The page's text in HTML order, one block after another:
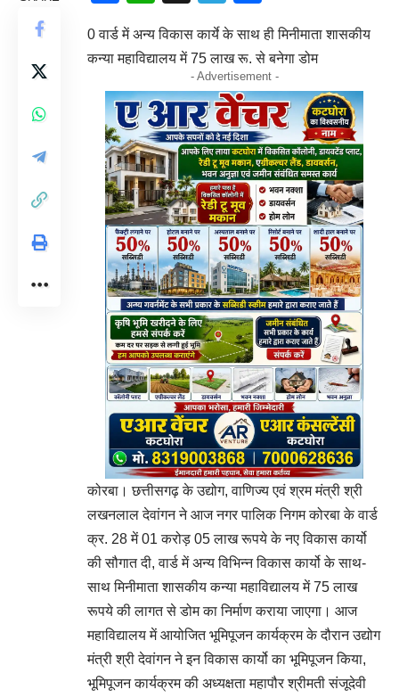
0 वार्ड में अन्य विकास कार्ये के साथ ही मिनीमाता शासकीय
कन्या महाविद्यालय में 75 लाख रू. से बनेगा डोम
- Advertisement -
कोरबा। छत्तीसगढ़ के उद्योग, वाणिज्य एवं श्रम मंत्री श्री
लखनलाल देवांगन ने आज नगर पालिक निगम कोरबा के वार्ड
क्र. 28 में 01 करोड़ 05 लाख रूपये के नए विकास कार्यो
की सौगात दी, वार्ड में अन्य विभिन्न विकास कार्यो के साथ-
साथ मिनीमाता शासकीय कन्या महाविद्यालय में 75 लाख
रूपये की लागत से डोम का निर्माण कराया जाएगा। आज
महाविद्यालय में आयोजित भूमिपूजन कार्यक्रम के दौरान उद्योग
मंत्री श्री देवांगन ने इन विकास कार्यो का भूमिपूजन किया,
भूमिपूजन कार्यक्रम की अध्यक्षता महापौर श्रीमती संजूदेवी